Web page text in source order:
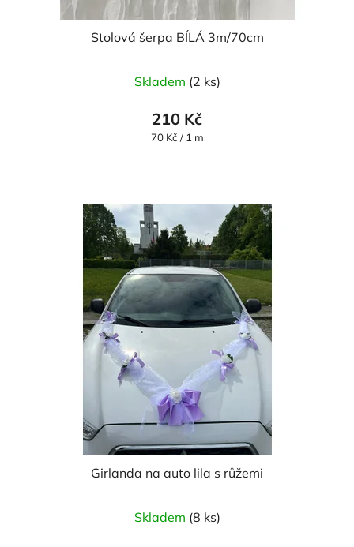
Stolová šerpa BÍLÁ 3m/70cm
Skladem (2 ks)
210 Kč
Měrná
70 Kč / 1 m
Girlanda na auto lila s růžemi
hodnocení
Skladem (8 ks)